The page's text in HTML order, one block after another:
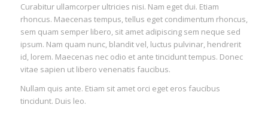
Curabitur ullamcorper ultricies nisi. Nam eget dui. Etiam
rhoncus. Maecenas tempus, tellus eget condimentum rhoncus,
sem quam semper libero, sit amet adipiscing sem neque sed
ipsum. Nam quam nunc, blandit vel, luctus pulvinar, hendrerit
id, lorem. Maecenas nec odio et ante tincidunt tempus. Donec
vitae sapien ut libero venenatis faucibus.
Nullam quis ante. Etiam sit amet orci eget eros faucibus
tincidunt. Duis leo.